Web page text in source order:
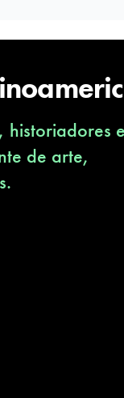
historiadores e
de arte,